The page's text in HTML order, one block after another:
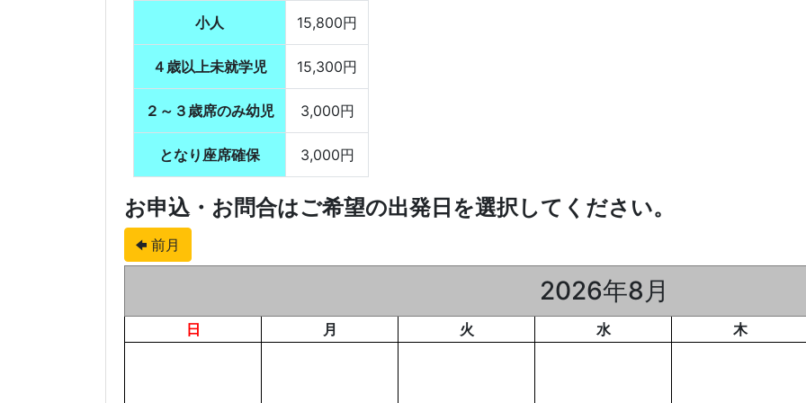
小人 15,800円
４歳以上未就学児 15,300円
２～３歳席のみ幼児 3,000円
となり座席確保 3,000円
お申込・お問合はご希望の出発日を選択してください。
前月
2026年8月